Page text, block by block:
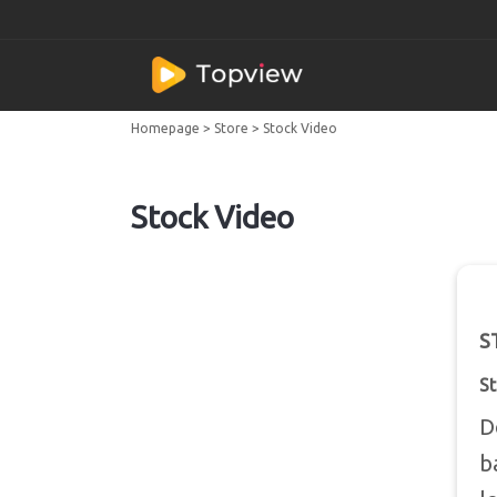
Homepage > Store > Stock Video
Stock Video